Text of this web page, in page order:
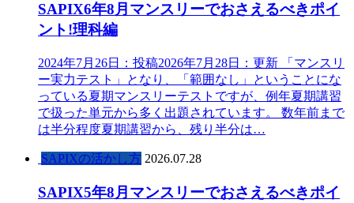
SAPIX6年8月マンスリーでおさえるべきポイ
ント!理科編
2024年7月26日：投稿2026年7月28日：更新 「マンスリ
ー実力テスト」となり、「範囲なし」ということにな
っている夏期マンスリーテストですが、例年夏期講習
で扱った単元から多く出題されています。 数年前まで
は半分程度夏期講習から、残り半分は…
SAPIXの活かし方 2026.07.28
SAPIX5年8月マンスリーでおさえるべきポイ